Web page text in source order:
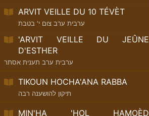
ARVIT VEILLE DU 10 TÉVÈT
ערבית ערב צום י' בטבת
'ARVIT VEILLE DU JEÛNE
D'ESTHER
ערבית ערב תענית אסתר
TIKOUN HOCHA'ANA RABBA
תיקון להושענה רבה
MIN'HA 'HOL HAMOÈD